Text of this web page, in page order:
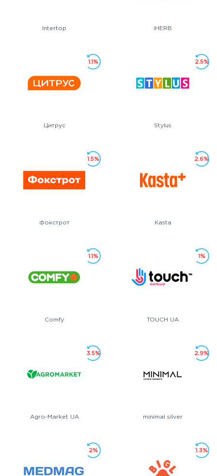
Intertop iHERB
Цитрус
1.1%
Stylus
2.5%
Фокстрот
1.5%
Kasta
2.6%
Comfy
1.1%
TOUCH UA
1%
Agro-Market UA
3.5%
minimal silver
2.9%
2% 1.3%